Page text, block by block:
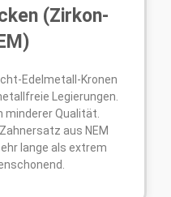
(Zirkon-
Edelmetall-Kronen
Legierungen.
minderer Qualität.
aus NEM
lange als extrem